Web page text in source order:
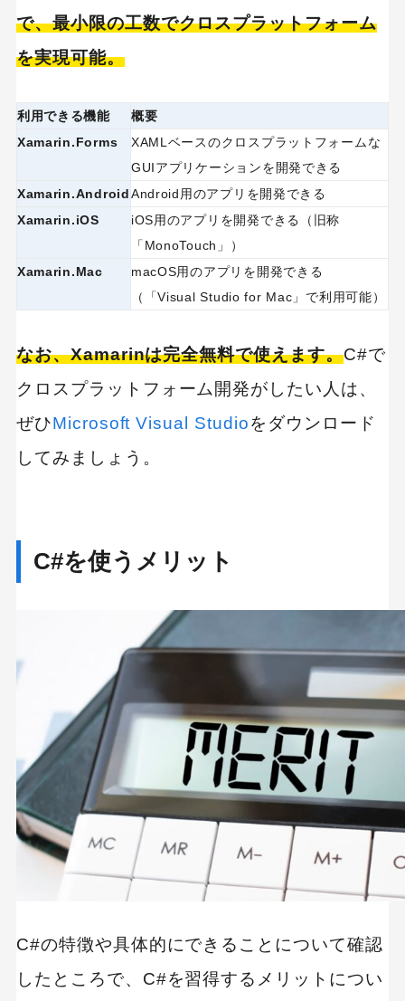
で、最小限の工数でクロスプラットフォーム
を実現可能。
利用できる機能
概要
Xamarin.Forms
XAMLベースのクロスプラットフォームな
GUIアプリケーションを開発できる
Xamarin.AndroidAndroid用のアプリを開発できる
Xamarin.iOS
iOS用のアプリを開発できる（旧称
「MonoTouch」）
Xamarin.Mac
macOS用のアプリを開発できる
（「Visual Studio for Mac」で利用可能）
なお、Xamarinは完全無料で使えます。C#で
クロスプラットフォーム開発がしたい人は、
ぜひMicrosoft Visual Studioをダウンロード
してみましょう。
C#を使うメリット
C#の特徴や具体的にできることについて確認
したところで、C#を習得するメリットについ